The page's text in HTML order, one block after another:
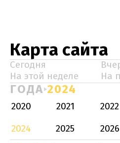
Карта сайта
Сегодня
На этой неделе
На
ГОДА 2024
2020 2021 2022
2024
2025
2026